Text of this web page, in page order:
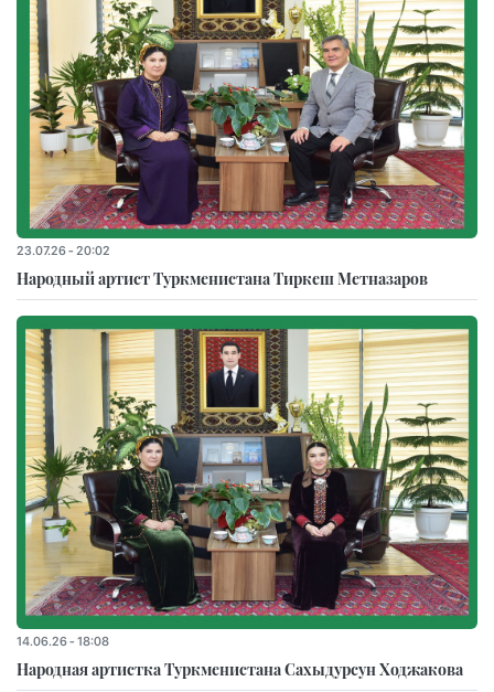
23.07.26 - 20:02
Народный артист Туркменистана Тиркеш Мeтназаров
14.06.26 - 18:08
Народная артистка Туркменистана Сахыдурсун Ходжакова